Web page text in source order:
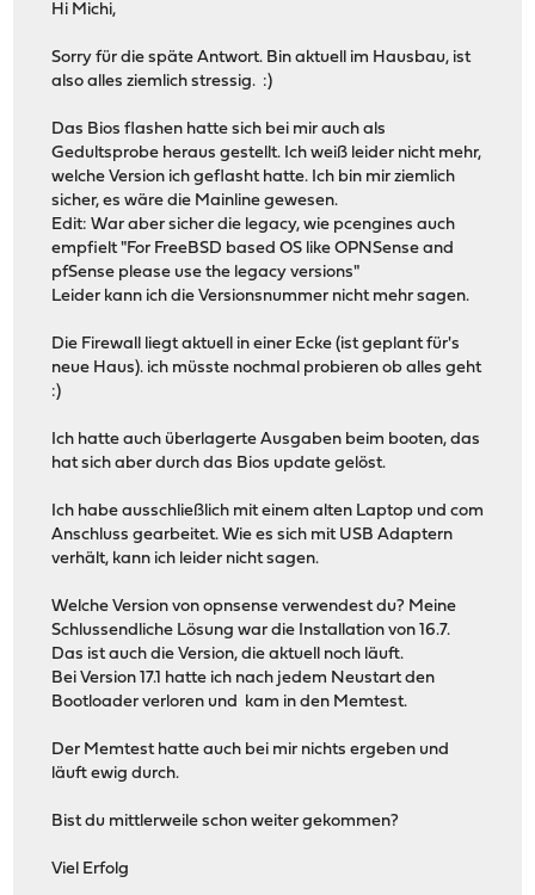
Hi Michi,
Sorry für die späte Antwort. Bin aktuell im Hausbau, ist
also alles ziemlich stressig. :)
Das Bios flashen hatte sich bei mir auch als
Gedultsprobe heraus gestellt. Ich weiß leider nicht mehr,
welche Version ich geflasht hatte. Ich bin mir ziemlich
sicher, es wäre die Mainline gewesen.
Edit: War aber sicher die legacy, wie pcengines auch
empfielt "For FreeBSD based OS like OPNSense and
pfSense please use the legacy versions"
Leider kann ich die Versionsnummer nicht mehr sagen.
Die Firewall liegt aktuell in einer Ecke (ist geplant für's
neue Haus). ich müsste nochmal probieren ob alles geht
:)
Ich hatte auch überlagerte Ausgaben beim booten, das
hat sich aber durch das Bios update gelöst.
Ich habe ausschließlich mit einem alten Laptop und com
Anschluss gearbeitet. Wie es sich mit USB Adaptern
verhält, kann ich leider nicht sagen.
Welche Version von opnsense verwendest du? Meine
Schlussendliche Lösung war die Installation von 16.7.
Das ist auch die Version, die aktuell noch läuft.
Bei Version 17.1 hatte ich nach jedem Neustart den
Bootloader verloren und kam in den Memtest.
Der Memtest hatte auch bei mir nichts ergeben und
läuft ewig durch.
Bist du mittlerweile schon weiter gekommen?
Viel Erfolg